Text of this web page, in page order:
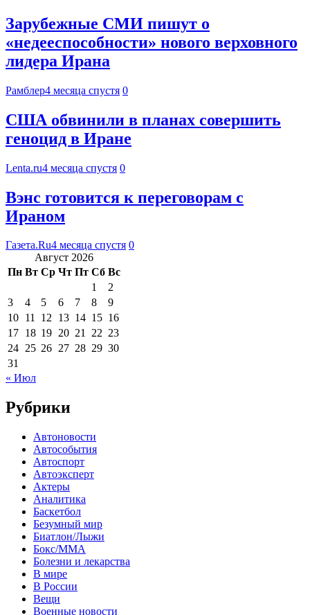
Зарубежные СМИ пишут о
«недееспособности» нового верховного
лидера Ирана
Рамблер4 месяца спустя 0
США обвинили в планах совершить
геноцид в Иране
Lenta.ru4 месяца спустя 0
Вэнс готовится к переговорам с
Ираном
Газета.Ru4 месяца спустя 0
Август 2026
Пн Вт Ср Чт Пт Сб Вс
1
2
3
4 5 6 7 8
9
10 11 12 13 14 15 16
17 18 19 20 21 22 23
24 25 26 27 28 29 30
31
« Июл
Рубрики
Автоновости
Автособытия
Автоспорт
Автоэксперт
Актеры
Аналитика
Баскетбол
Безумный мир
Биатлон/Лыжи
Бокс/MMA
Болезни и лекарства
В мире
В России
Вещи
Военные новости